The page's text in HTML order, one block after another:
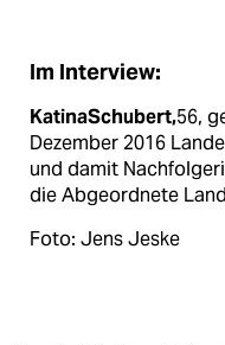
Im Interview:
KatinaSchubert,56,
Dezember 2016
und damit
die Abgeordnete
Foto: Jens Jeske